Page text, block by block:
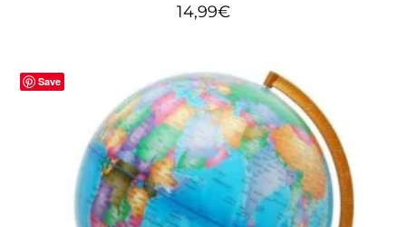
14,99€
Save